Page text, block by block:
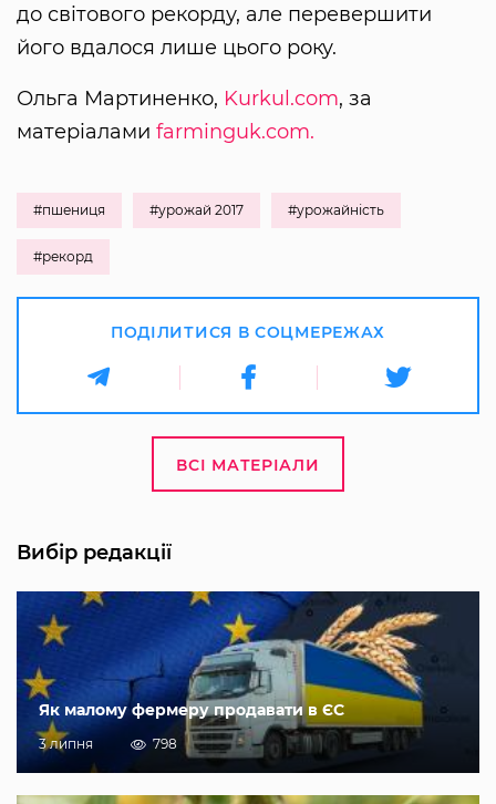
до світового рекорду, але перевершити
його вдалося лише цього року.
Ольга Мартиненко, Kurkul.com, за
матеріалами farminguk.com.
#пшениця #урожай 2017 #урожайність
#рекорд
ПОДІЛИТИСЯ В СОЦМЕРЕЖАХ
ВСІ МАТЕРІАЛИ
Вибір редакції
Як малому фермеру продавати в ЄС
3 липня 798